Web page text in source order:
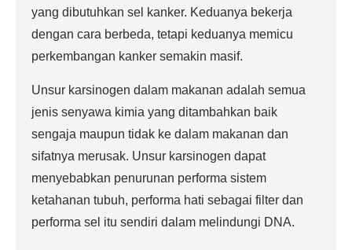
yang dibutuhkan sel kanker. Keduanya bekerja
dengan cara berbeda, tetapi keduanya memicu
perkembangan kanker semakin masif.
Unsur karsinogen dalam makanan adalah semua
jenis senyawa kimia yang ditambahkan baik
sengaja maupun tidak ke dalam makanan dan
sifatnya merusak. Unsur karsinogen dapat
menyebabkan penurunan performa sistem
ketahanan tubuh, performa hati sebagai filter dan
performa sel itu sendiri dalam melindungi DNA.